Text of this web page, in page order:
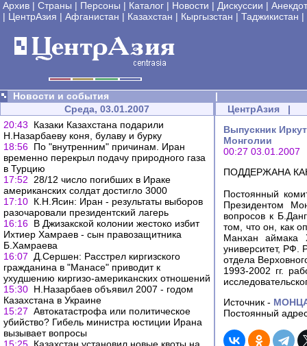
Архив | Страны | Персоны | Каталог | Новости | Дискуссии |
| ЦентрАзия | Афганистан | Казахстан | Кыргызстан | Таджикистан |
Новости и события
|
Среда, 03.01.2007
20:43
Казаки Казахстана подарили
Н.Назарбаеву коня, булаву и бурку
18:56 По "внутренним" причинам. Иран
временно перекрыл подачу природного газа
в Турцию
17:52
28/12 число погибших в Ираке
американских солдат достигло 3000
17:10 К.Н.Ясин: Иран - результаты выборов
разочаровали президентский лагерь
16:16 В Джизакской колонии жестоко избит
Ихтиер Хамраев - сын правозащитника
Б.Хамраева
16:07
Д.Сершен: Расстрел киргизского
гражданина в "Манасе" приводит к
ухудшению киргизо-американских отношений
15:30 Н.Назарбаев объявил 2007 - годом
Казахстана в Украине
15:27 Автокатастрофа или политическое
убийство? Гибель министра юстиции Ирана
вызывает вопросы
ЦентрАзия |
Выпускник
Монголии
00:27 03.01.2007
ПОДДЕРЖАНА
Постоянный
Президентом
вопросов к
том, что он, как
Манхан аймака
университет, РФ.
отдела
1993-2002 гг.
Источник -
Постоянный